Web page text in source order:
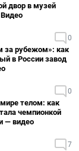
двор в музей
0
за рубежом»: как
в России завод
0
телом: как
чемпионкой
— видео
7